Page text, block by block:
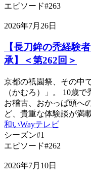
エピソード#263
2026年7月26日
【長刀鉾の禿経験
承】＜第262回＞
京都の祇園祭、その中
（かむろ）」。 10歳
お稽古、おかっぱ頭へ
ど、貴重な体験談が満
和いWayテレビ
シーズン#1
エピソード#262
2026年7月10日